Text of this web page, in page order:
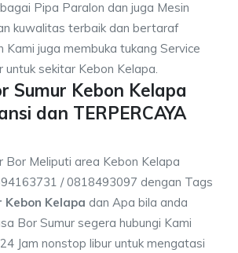
Pipa Paralon dan juga Mesin
kuwalitas terbaik dan bertaraf
Kami juga membuka tukang Service
untuk sekitar Kebon Kelapa.
Sumur Kebon Kelapa
dan TERPERCAYA
Bor Meliputi area Kebon Kelapa
/ 0818493097 dengan Tags
Kebon Kelapa dan Apa bila anda
Bor Sumur segera hubungi Kami
Jam nonstop libur untuk mengatasi